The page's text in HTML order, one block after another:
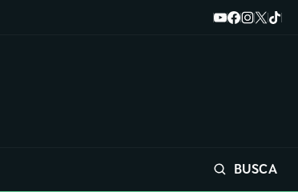
BUSCA